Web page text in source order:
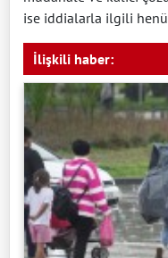
ise iddialarla ilgili
İlişkili haber: